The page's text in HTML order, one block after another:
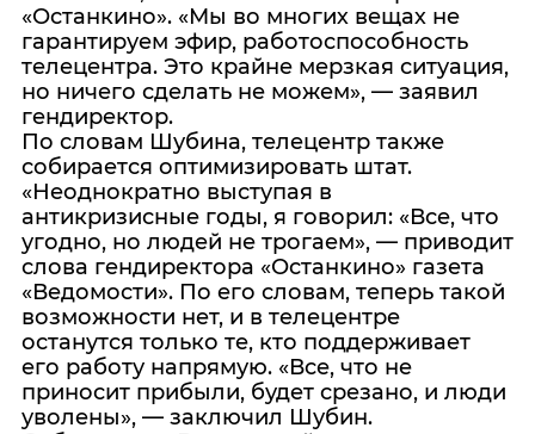
«Останкино». «Мы во многих вещах не
гарантируем эфир, работоспособность
телецентра. Это крайне мерзкая ситуация,
но ничего сделать не можем», — заявил
гендиректор.
По словам Шубина, телецентр также
собирается оптимизировать штат.
«Неоднократно выступая в
антикризисные годы, я говорил: «Все, что
угодно, но людей не трогаем», — приводит
слова гендиректора «Останкино» газета
«Ведомости». По его словам, теперь такой
возможности нет, и в телецентре
останутся только те, кто поддерживает
его работу напрямую. «Все, что не
приносит прибыли, будет срезано, и люди
уволены», — заключил Шубин.